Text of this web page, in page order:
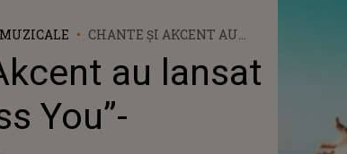
CHANTE ȘI AKCENT AU
VIDEOCLIP
au lansat
You”-